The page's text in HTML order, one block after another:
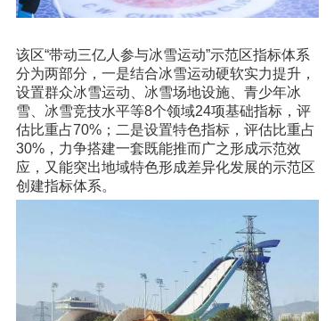
该区“带动三亿人参与冰雪运动”示范区指标体系
分为两部分，一是结合冰雪运动硬软实力提升，
设置群众冰雪运动、冰雪场地设施、青少年冰
雪、冰雪竞技水平等8个领域24项基础指标，评
估比重占70%；二是设置特色指标，评估比重占
30%，力争搭建一套既能推而广之形成示范效
应，又能突出地域特色形成差异化发展的示范区
创建指标体系。